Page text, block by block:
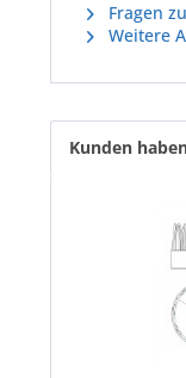
Fragen
Weitere
Kunden